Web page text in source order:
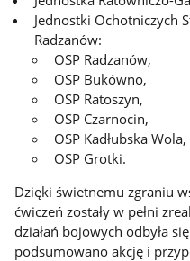
Jednostki Ochotniczych
Radzanów:
OSP Radzanów,
OSP Bukówno,
OSP Ratoszyn,
OSP Czarnocin,
OSP Kadłubska Wola,
OSP Grotki.
Dzięki świetnemu zgraniu
ćwiczeń zostały w pełni
działań bojowych odbyła
podsumowano akcję i